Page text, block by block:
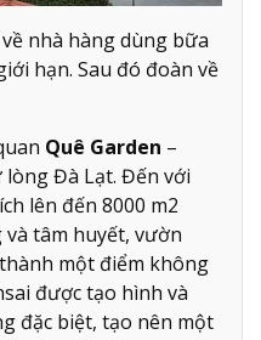
nhà hàng dùng bữa
hạn. Sau đó đoàn về
Quê Garden –
Đà Lạt. Đến với
lên đến 8000 m2
tâm huyết, vườn
một điểm không
được tạo hình và
đặc biệt, tạo nên một